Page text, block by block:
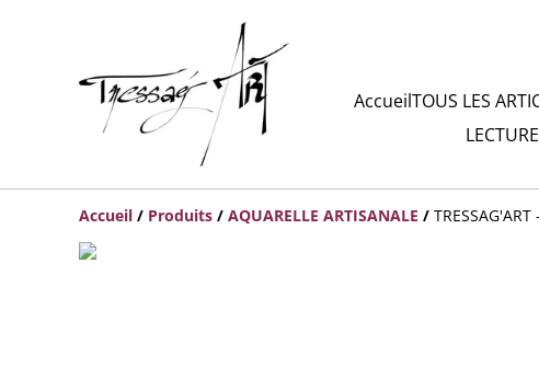
AccueilTOUS LES
LECTURE
Accueil / Produits / AQUARELLE ARTISANALE /